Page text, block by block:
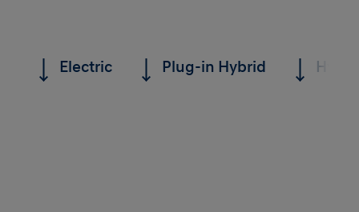
Electric Plug-in Hybrid